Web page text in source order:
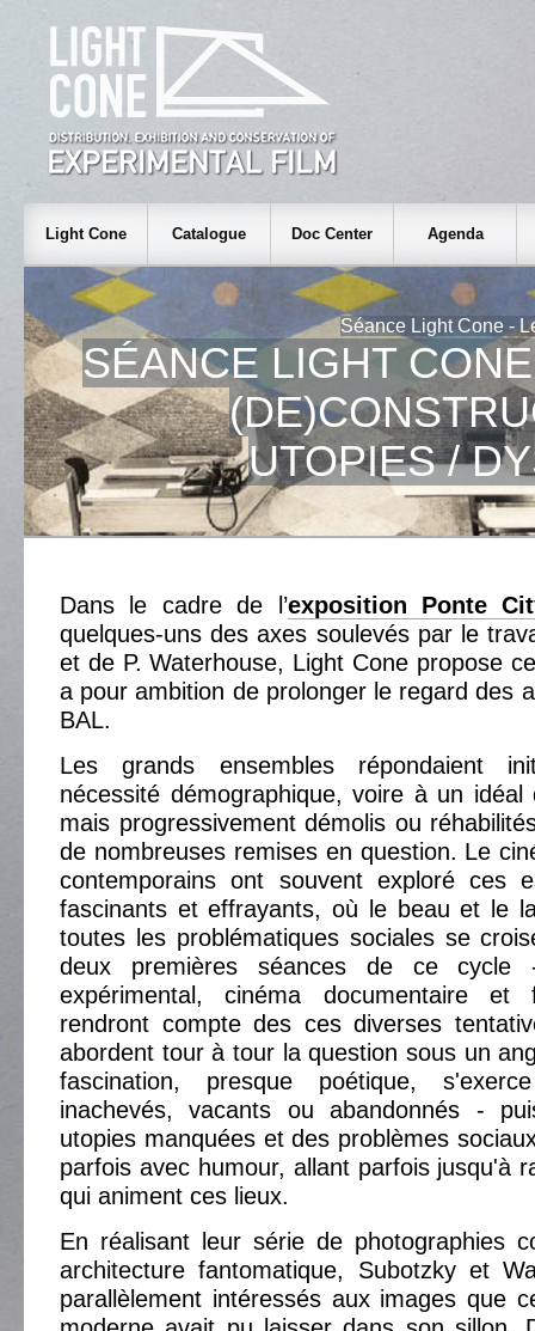
Light Cone Catalogue Doc Center Agenda
Séance Light Cone -
SÉANCE LIGHT
UTOPIES /
Dans le cadre de l’exposition Ponte
quelques-uns des axes soulevés par le
et de P. Waterhouse, Light Cone propose
a pour ambition de prolonger le regard des
BAL.
Les grands ensembles répondaient
nécessité démographique, voire à un
mais progressivement démolis ou
de nombreuses remises en question. Le
contemporains ont souvent exploré ces
fascinants et effrayants, où le beau et le
toutes les problématiques sociales se
deux premières séances de ce cycle
expérimental, cinéma documentaire
rendront compte des ces diverses
abordent tour à tour la question sous un
fascination, presque poétique,
inachevés, vacants ou abandonnés -
utopies manquées et des problèmes
parfois avec humour, allant parfois jusqu'à
qui animent ces lieux.
En réalisant leur série de photographies
architecture fantomatique, Subotzky et
parallèlement intéressés aux images que